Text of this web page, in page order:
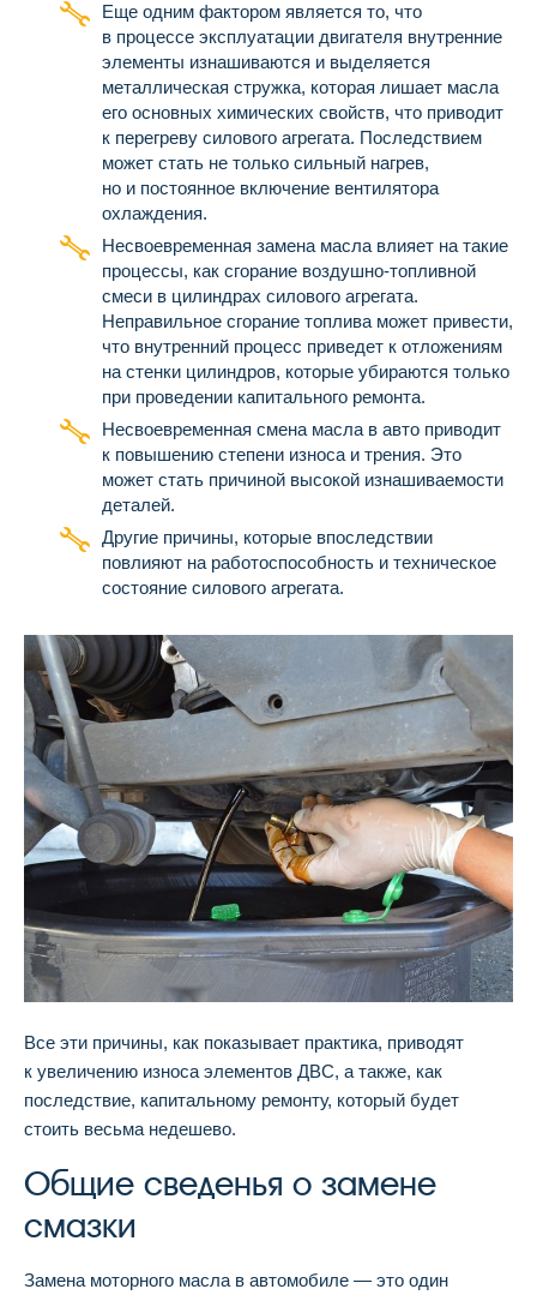
Еще одним фактором является то, что
в процессе эксплуатации двигателя внутренние
элементы изнашиваются и выделяется
металлическая стружка, которая лишает масла
его основных химических свойств, что приводит
к перегреву силового агрегата. Последствием
может стать не только сильный нагрев,
но и постоянное включение вентилятора
охлаждения.
Несвоевременная замена масла влияет на такие
процессы, как сгорание воздушно-топливной
смеси в цилиндрах силового агрегата.
Неправильное сгорание топлива может привести,
что внутренний процесс приведет к отложениям
на стенки цилиндров, которые убираются только
при проведении капитального ремонта.
Несвоевременная смена масла в авто приводит
к повышению степени износа и трения. Это
может стать причиной высокой изнашиваемости
деталей.
Другие причины, которые впоследствии
повлияют на работоспособность и техническое
состояние силового агрегата.
Все эти причины, как показывает практика, приводят
к увеличению износа элементов ДВС, а также, как
последствие, капитальному ремонту, который будет
стоить весьма недешево.
Общие сведенья о замене
смазки
Замена моторного масла в автомобиле — это один